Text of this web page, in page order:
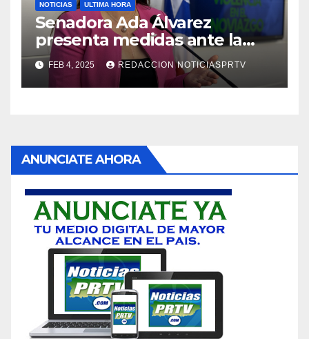
NOTICIAS ULTIMA HORA
Senadora Ada Álvarez
presenta medidas ante la
violencia en el noviazgo
FEB 4, 2025 REDACCION NOTICIASPRTV
ANUNCIATE AHORA